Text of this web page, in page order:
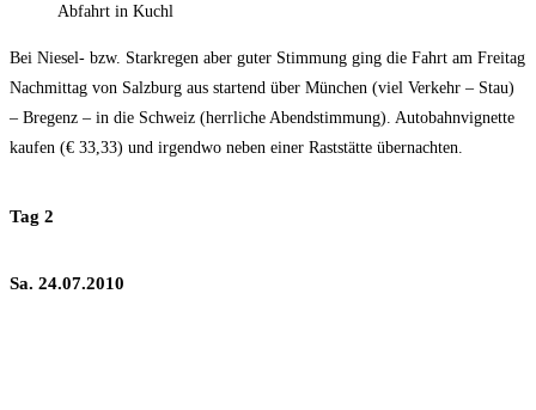
Abfahrt in Kuchl
Bei Niesel- bzw. Starkregen aber guter Stimmung ging die Fahrt am Freitag
Nachmittag von Salzburg aus startend über München (viel Verkehr – Stau)
– Bregenz – in die Schweiz (herrliche Abendstimmung). Autobahnvignette
kaufen (€ 33,33) und irgendwo neben einer Raststätte übernachten.
Tag 2
Sa. 24.07.2010